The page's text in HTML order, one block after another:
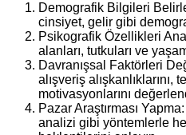
Demografik Bilgileri
cinsiyet, gelir gibi
Psikografik Özellikleri
alanları, tutkuları ve
Davranışsal Faktörleri
alışveriş alışkanlıklarını,
motivasyonlarını
Pazar Araştırması
analizi gibi yöntemlerle